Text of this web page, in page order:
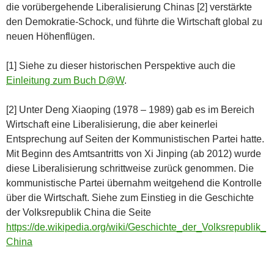
die vorübergehende Liberalisierung Chinas [2] verstärkte
den Demokratie-Schock, und führte die Wirtschaft global zu
neuen Höhenflügen.
[1] Siehe zu dieser historischen Perspektive auch die
Einleitung zum Buch D@W.
[2] Unter Deng Xiaoping (1978 – 1989) gab es im Bereich
Wirtschaft eine Liberalisierung, die aber keinerlei
Entsprechung auf Seiten der Kommunistischen Partei hatte.
Mit Beginn des Amtsantritts von Xi Jinping (ab 2012) wurde
diese Liberalisierung schrittweise zurück genommen. Die
kommunistische Partei übernahm weitgehend die Kontrolle
über die Wirtschaft. Siehe zum Einstieg in die Geschichte
der Volksrepublik China die Seite
https://de.wikipedia.org/wiki/Geschichte_der_Volksrepublik_
China